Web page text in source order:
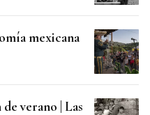
mexicana
verano | Las